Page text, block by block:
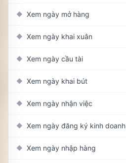
◆ Xem ngày mở hàng
◆ Xem ngày khai xuân
◆ Xem ngày cầu tài
◆ Xem ngày khai bút
◆ Xem ngày nhận việc
◆ Xem ngày đăng ký kinh doanh
◆ Xem ngày nhập hàng